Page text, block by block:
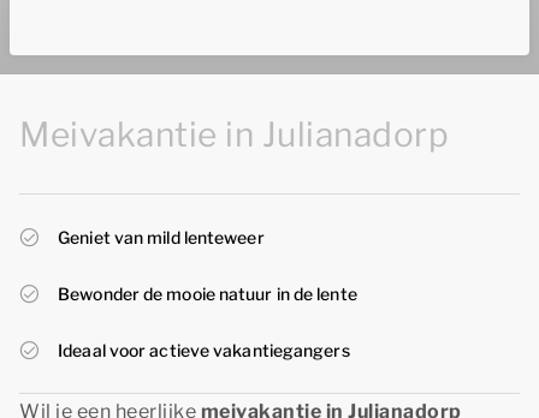
Meivakantie in Julianadorp
Geniet van mild lenteweer
Bewonder de mooie natuur in de lente
Ideaal voor actieve vakantiegangers
Wil je een heerlijke meivakantie in Julianadorp